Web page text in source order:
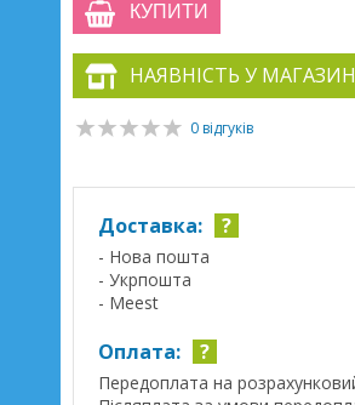
КУПИТИ
НАЯВНІСТЬ У
0 відгуків
Доставка: ?
- Нова пошта
- Укрпошта
- Meest
Оплата: ?
Передоплата на